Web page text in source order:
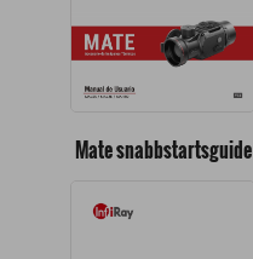
Mate snabbstartsguide